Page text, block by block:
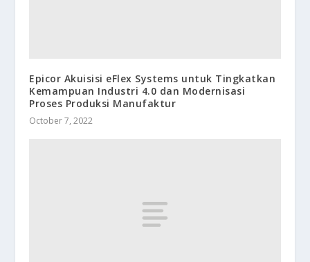
Epicor Akuisisi eFlex Systems untuk Tingkatkan
Kemampuan Industri 4.0 dan Modernisasi
Proses Produksi Manufaktur
October 7, 2022